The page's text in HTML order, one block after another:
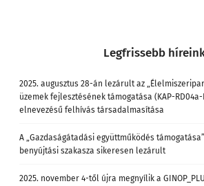
Legfrissebb
2025. augusztus 28-án lezárult az
üzemek fejlesztésének támogatása (KAP-RD04a-
elnevezésű felhívás társadalmasítása
A „Gazdaságátadási együttműködés
benyújtási szakasza sikeresen lezárult
2025. november 4-től újra megnyílik a